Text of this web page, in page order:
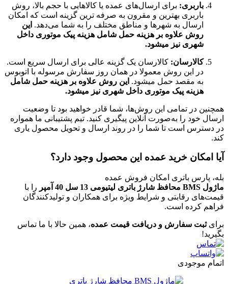
باربری: برای ارسال‌های عمده یا کالاهایی با حجم بالا، روش
باربری بهترین و مقرون به صرفه ترین گزینه است که امکان
ارسال به شهرها و مناطق مختلف را به شما می‌دهد. این
روش علاوه بر هزینه حمل شامل هزینه پیک موتوری داخل
شهری نیز میشود.
کالارسان: کالارسان یک گزینه عالی برای ارسال سریع است.
در این روش معمولا در همان روز سفارش مرسوله با اتوبوس
به مقصد حمل میشود. این روش علاوه بر هزینه حمل شامل
هزینه پیک موتوری داخل شهری نیز میشود.
همچنین در تمامی این روش‌ها، شما قادر خواهید بود تا وضعیت
ارسال خود را به‌صورت آنلاین پیگیری کنید. تیم پشتیبانی ما همواره
در دسترس است تا شما را در روند ارسال و تحویل محصول یاری
کند.
آیا امکان خرید عمده این محصول وجود دارد؟
بله، پارس باتری امکان فروش عمده
ماژول BMS محافظ شارژ باتری لیتیومی 13 سل 40 آمپر
را با
قیمت‌های رقابتی و شرایط ویژه برای همکاران و تولیدکنندگان
فراهم کرده است.
برایثبت سفارش و دریافت قیمت عمده، همین حالا با ما تماس
بگیرید!
اتمام موجودی